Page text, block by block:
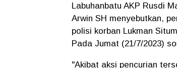
Labuhanbatu AKP Rusdi
Arwin SH menyebutkan,
polisi korban Lukman
Pada Jumat (21/7/2023)
"Akibat aksi pencurian